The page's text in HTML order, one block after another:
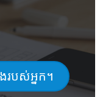
របស់អ្នក។